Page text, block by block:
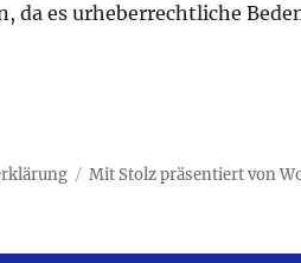
da es urheberrechtliche
Mit Stolz präsentiert von